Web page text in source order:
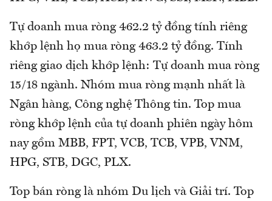
Tự doanh mua ròng 462.2 tỷ đồng tính riêng
khớp lệnh họ mua ròng 463.2 tỷ đồng. Tính
riêng giao dịch khớp lệnh: Tự doanh mua ròng
15/18 ngành. Nhóm mua ròng mạnh nhất là
Ngân hàng, Công nghệ Thông tin. Top mua
ròng khớp lệnh của tự doanh phiên ngày hôm
nay gồm MBB, FPT, VCB, TCB, VPB, VNM,
HPG, STB, DGC, PLX.
Top bán ròng là nhóm Du lịch và Giải trí. Top